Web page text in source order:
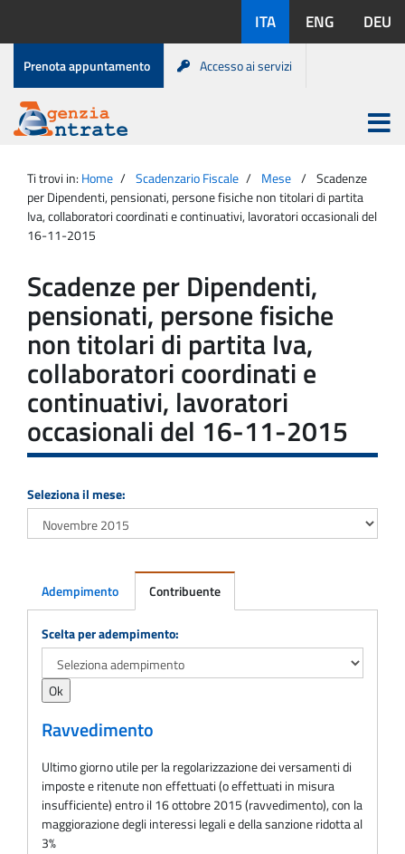
contenuto
disponibili:
ITA ENG DEU
Menu
di
servizio
Prenota appuntamento Accesso ai servizi
Agenzia
Entrate
Apri
menu
principale
Ti trovi in: Home Scadenzario Fiscale Mese
Scadenze
per Dipendenti, pensionati, persone fisiche non titolari di partita
Iva, collaboratori coordinati e continuativi, lavoratori occasionali del
16-11-2015
Scadenze per Dipendenti,
pensionati, persone fisiche
non titolari di partita Iva,
collaboratori coordinati e
continuativi, lavoratori
occasionali del 16-11-2015
Seleziona il mese:
Adempimento Contribuente
Adempimento
Scelta per adempimento:
Ravvedimento
Ultimo giorno utile per la regolarizzazione dei versamenti di
imposte e ritenute non effettuati (o effettuati in misura
insufficiente) entro il 16 ottobre 2015 (ravvedimento), con la
maggiorazione degli interessi legali e della sanzione ridotta al
3%